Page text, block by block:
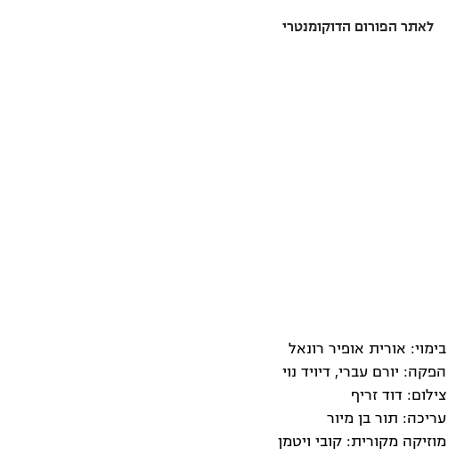
לאתר הפורום הדוקומנטרי
בימוי: אורית אופיר רונאל
הפקה: יורם עברי, דיויד נוי
צילום: דוד זריף
עריכה: תור בן מיור
מוזיקה מקורית: קובי ויטמן